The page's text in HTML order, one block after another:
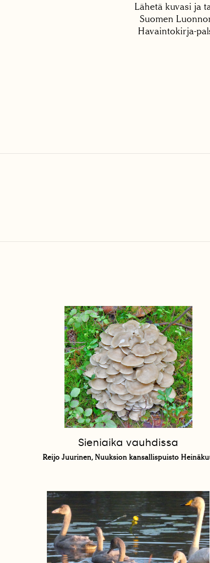
Lähetä kuvasi ja
Suomen
Havaintokirja-
Sieniaika vauhdissa
Reijo Juurinen, Nuuksion kansallispuisto